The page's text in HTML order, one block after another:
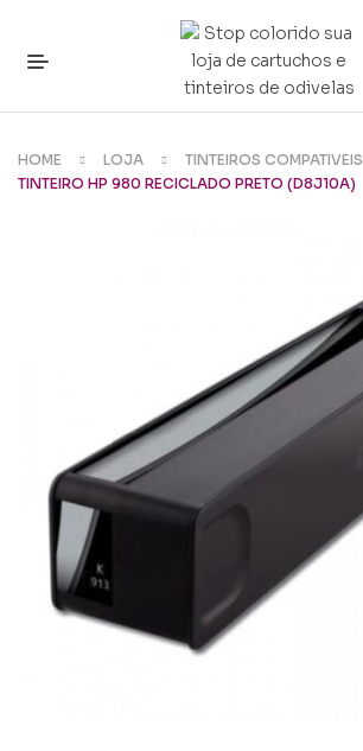
HOME LOJA TINTEIROS COMPATIVEIS
TINTEIRO HP 980 RECICLADO PRETO (D8J10A)